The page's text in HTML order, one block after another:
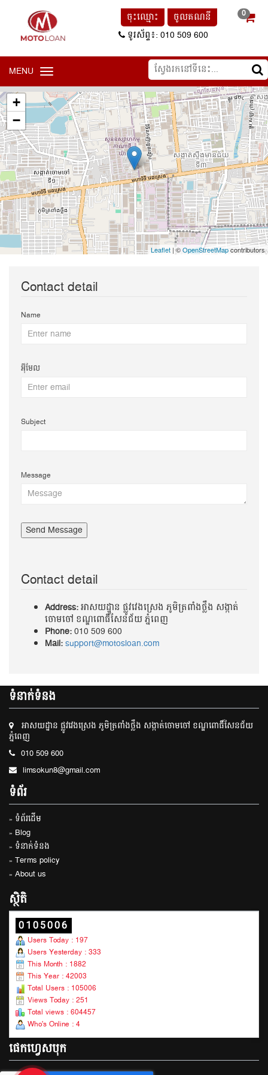
ចូលគណនី
ចុះឈ្មោះ
ទូរស័ព្ទ៖: 010 509 600
0
MENU Toggle
navigation
+
−
Leaflet | ©OpenStreetMapcontributors
Contact detail
Name
អ៊ីមែល
Subject
Message
Send Message
Contact detail
Address:អាសយដ្ឋាន ផ្លូវវេងស្រេង ភូមិត្រពាំងថ្លឹង សង្កាត់
ចោមចៅ ខណ្ឌពោធិ៍សែនជ័យ ភ្នំពេញ
Phone:010 509 600
Mail:support@motosloan.com
ទំនាក់ទំនង
អាសយដ្ឋាន ផ្លូវវេងស្រេង ភូមិត្រពាំងថ្លឹង សង្កាត់ចោមចៅ ខណ្ឌពោធិ៍សែនជ័យ
ភ្នំពេញ
010 509 600
limsokun8@gmail.com
ទំព័រ
» ទំព័រដើម
» Blog
» ទំនាក់ទំនង
» Terms policy
» About us
ស្ថិតិ
0105006
Users Today : 197
Users Yesterday : 333
This Month : 1882
This Year : 42003
Total Users : 105006
Views Today : 251
Total views : 604457
Who's Online : 4
ផេកហ្វេសបុក